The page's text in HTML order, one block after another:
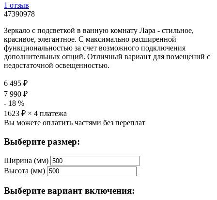
1 отзыв
47390978
Зеркало с подсветкой в ванную комнату Лара - стильное,
красивое, элегантное. С максимально расширенной
функциональностью за счет возможного подключения
дополнительных опций. Отличный вариант для помещений с
недостаточной освещенностью.
6 495 ₽
7 990 ₽
- 18 %
1623 ₽ × 4 платежа
Вы можете оплатить частями без переплат
Выберите размер:
Ширина (мм)
Высота (мм)
Выберите вариант включения: